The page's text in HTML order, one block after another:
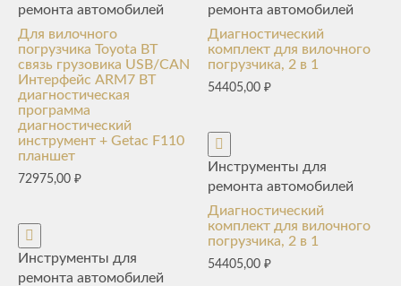
ремонта автомобилей
Для вилочного
погрузчика Toyota BT
связь грузовика USB/CAN
Интерфейс ARM7 BT
диагностическая
программа
диагностический
инструмент + Getac F110
планшет
72975,00 ₽
Инструменты для
ремонта автомобилей
ремонта автомобилей
Диагностический
комплект для вилочного
погрузчика, 2 в 1
54405,00₽
Инструменты для
ремонта автомобилей
Диагностический
комплект для вилочного
погрузчика, 2 в 1
54405,00₽